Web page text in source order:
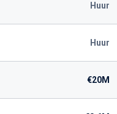
Huur
Huur
€20M